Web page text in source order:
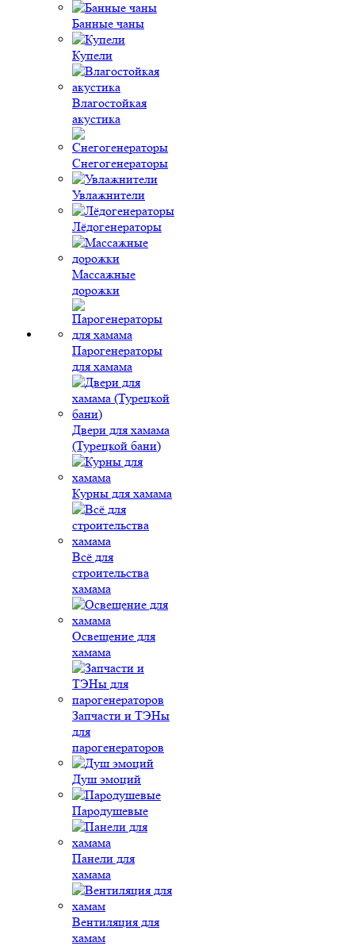
Банные чаны
Купели
Влагостойкая
акустика
Снегогенераторы
Увлажнители
Лёдогенераторы
Массажные
дорожки
Парогенераторы
для хамама
Двери для хамама
(Турецкой бани)
Курны для хамама
Всё для
строительства
хамама
Освещение для
хамама
Запчасти и ТЭНы
для
парогенераторов
Душ эмоций
Пародушевые
Панели для
хамама
Вентиляция для
хамам